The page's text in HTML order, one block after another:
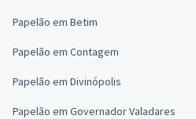
Papelão em Betim
Papelão em Contagem
Papelão em Divinópolis
Papelão em Governador Valadares